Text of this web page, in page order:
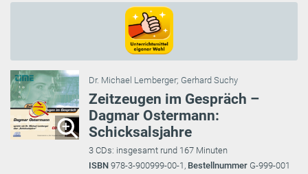
Dr. Michael Lemberger; Gerhard Suchy
Zeitzeugen im Gespräch –
Dagmar Ostermann:
Schicksalsjahre
3 CDs: insgesamt rund 167 Minuten
ISBN 978-3-900999-00-1, Bestellnummer G-999-001